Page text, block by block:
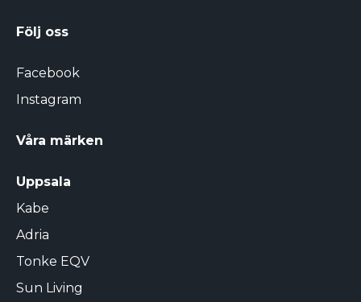
Följ oss
Facebook
Instagram
Våra märken
Uppsala
Kabe
Adria
Tonke EQV
Sun Living